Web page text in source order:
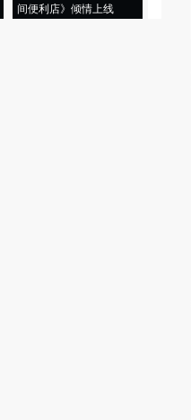
间便利店》倾情上线